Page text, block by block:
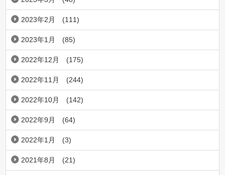
2023年2月 (111)
2023年1月 (85)
2022年12月 (175)
2022年11月 (244)
2022年10月 (142)
2022年9月 (64)
2022年1月 (3)
2021年8月 (21)